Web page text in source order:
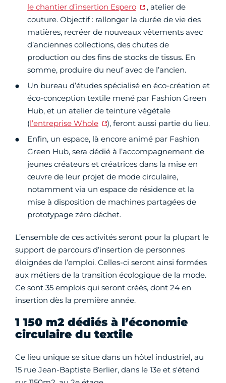
le chantier d’insertion Espero
, atelier de
couture. Objectif : rallonger la durée de vie des
matières, recréer de nouveaux vêtements avec
d’anciennes collections, des chutes de
production ou des fins de stocks de tissus. En
somme, produire du neuf avec de l’ancien.
Un bureau d’études spécialisé en éco-création et
éco-conception textile mené par Fashion Green
Hub, et un atelier de teinture végétale
(l’entreprise Whole
), feront aussi partie du lieu.
Enfin, un espace, là encore animé par Fashion
Green Hub, sera dédié à l’accompagnement de
jeunes créateurs et créatrices dans la mise en
œuvre de leur projet de mode circulaire,
notamment via un espace de résidence et la
mise à disposition de machines partagées de
prototypage zéro déchet.
L’ensemble de ces activités seront pour la plupart le
support de parcours d’insertion de personnes
éloignées de l’emploi. Celles-ci seront ainsi formées
aux métiers de la transition écologique de la mode.
Ce sont 35 emplois qui seront créés, dont 24 en
insertion dès la première année.
1 150 m2 dédiés à l’économie
circulaire du textile
Ce lieu unique se situe dans un hôtel industriel, au
15 rue Jean-Baptiste Berlier, dans le 13e et s'étend